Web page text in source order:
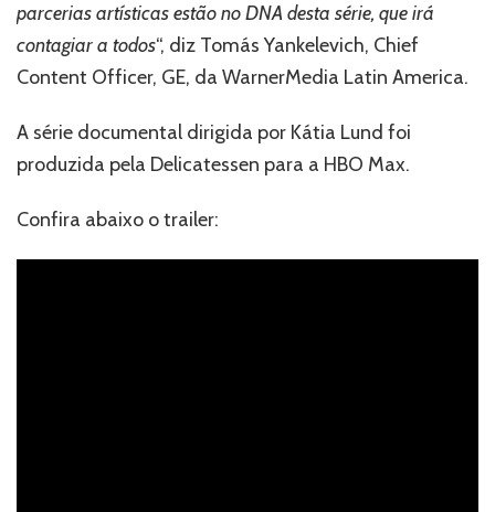
parcerias artísticas estão no DNA desta série, que irá
contagiar a todos“, diz Tomás Yankelevich, Chief
Content Officer, GE, da WarnerMedia Latin America.
A série documental dirigida por Kátia Lund foi
produzida pela Delicatessen para a HBO Max.
Confira abaixo o trailer: